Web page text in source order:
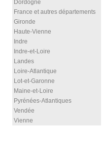
Dordogne
France et autres départements
Gironde
Haute-Vienne
Indre
Indre-et-Loire
Landes
Loire-Atlantique
Lot-et-Garonne
Maine-et-Loire
Pyrénées-Atlantiques
Vendée
Vienne